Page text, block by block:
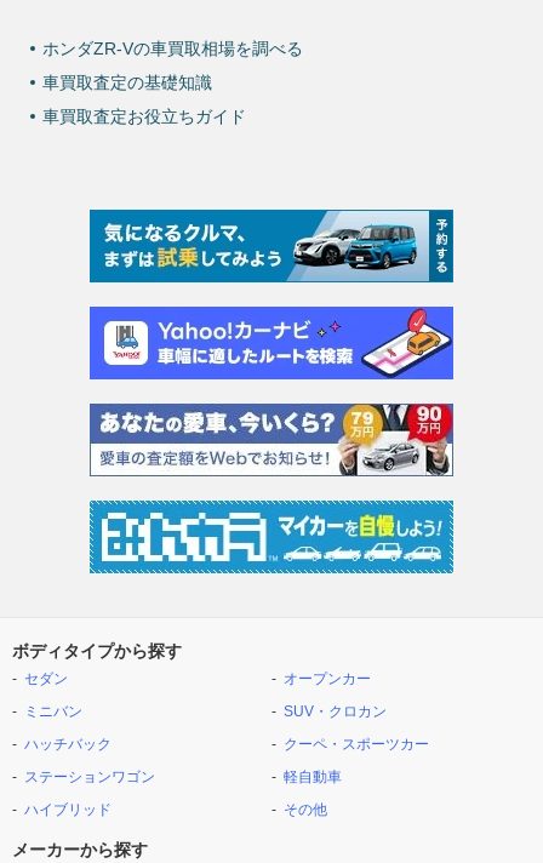
ホンダZR-Vの車買取相場を調べる
車買取査定の基礎知識
車買取査定お役立ちガイド
ボディタイプから探す
セダン
ミニバン
ハッチバック
ステーションワゴン
ハイブリッド
オープンカー
SUV・クロカン
クーペ・スポーツカー
軽自動車
その他
メーカーから探す